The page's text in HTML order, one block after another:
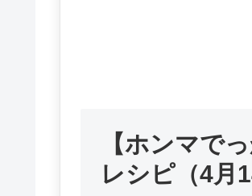
【ホンマで
レシピ（4月